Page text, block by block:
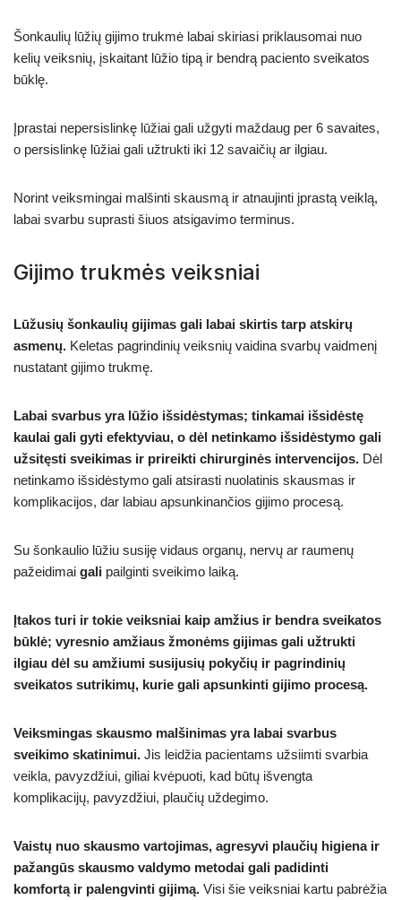
Šonkaulių lūžių gijimo trukmė labai skiriasi priklausomai nuo
kelių veiksnių, įskaitant lūžio tipą ir bendrą paciento sveikatos
būklę.
Įprastai nepersislinkę lūžiai gali užgyti maždaug per 6 savaites,
o persislinkę lūžiai gali užtrukti iki 12 savaičių ar ilgiau.
Norint veiksmingai malšinti skausmą ir atnaujinti įprastą veiklą,
labai svarbu suprasti šiuos atsigavimo terminus.
Gijimo trukmės veiksniai
Lūžusių šonkaulių gijimas gali labai skirtis tarp atskirų
asmenų. Keletas pagrindinių veiksnių vaidina svarbų vaidmenį
nustatant gijimo trukmę.
Labai svarbus yra lūžio išsidėstymas; tinkamai išsidėstę
kaulai gali gyti efektyviau, o dėl netinkamo išsidėstymo gali
užsitęsti sveikimas ir prireikti chirurginės intervencijos. Dėl
netinkamo išsidėstymo gali atsirasti nuolatinis skausmas ir
komplikacijos, dar labiau apsunkinančios gijimo procesą.
Su šonkaulio lūžiu susiję vidaus organų, nervų ar raumenų
pažeidimai gali pailginti sveikimo laiką.
Įtakos turi ir tokie veiksniai kaip amžius ir bendra sveikatos
būklė; vyresnio amžiaus žmonėms gijimas gali užtrukti
ilgiau dėl su amžiumi susijusių pokyčių ir pagrindinių
sveikatos sutrikimų, kurie gali apsunkinti gijimo procesą.
Veiksmingas skausmo malšinimas yra labai svarbus
sveikimo skatinimui. Jis leidžia pacientams užsiimti svarbia
veikla, pavyzdžiui, giliai kvėpuoti, kad būtų išvengta
komplikacijų, pavyzdžiui, plaučių uždegimo.
Vaistų nuo skausmo vartojimas, agresyvi plaučių higiena ir
pažangūs skausmo valdymo metodai gali padidinti
komfortą ir palengvinti gijimą. Visi šie veiksniai kartu pabrėžia